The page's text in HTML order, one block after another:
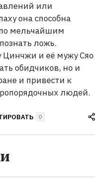
или
она способна
мельчайшим
ложь.
Цинчжи и её мужу Сяо
обидчиков, но и
и привести к
людей.
0